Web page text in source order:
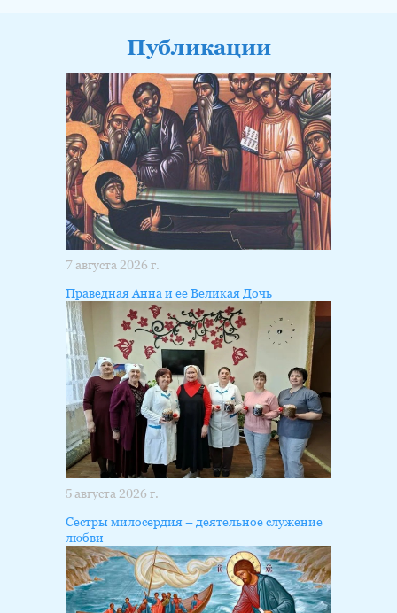
Публикации
7 августа 2026 г.
Праведная Анна и ее Великая Дочь
5 августа 2026 г.
Сестры милосердия – деятельное служение
любви